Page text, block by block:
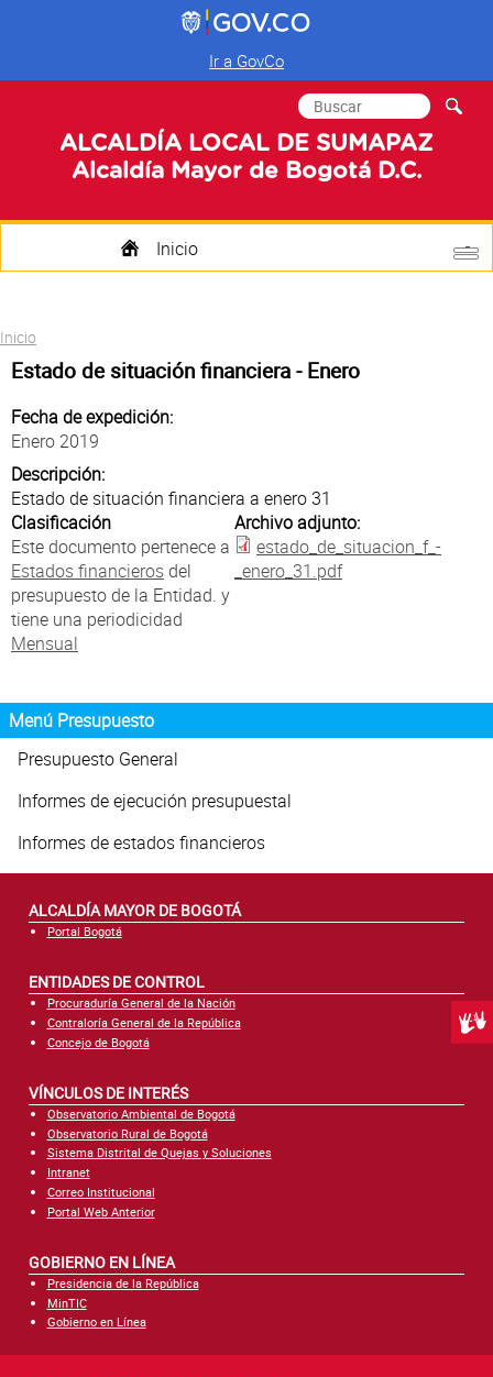
Ir a GovCo
ALCALDÍA LOCAL DE SUMAPAZ
Alcaldía Mayor de Bogotá D.C.
Formulario de
búsqueda
Buscar
Inicio
Atención al Ciudadano
Usted está aquí
Inicio
Estado de situación financiera - Enero
Fecha de expedición:
Enero 2019
Descripción:
Estado de situación financiera a enero 31
Clasificación
Este documento pertenece a
Estados financierosdel
presupuesto de la Entidad. y
tiene una periodicidad
Mensual
Archivo adjunto:
estado_de_situacion_f_-
_enero_31.pdf
Menú Presupuesto
Presupuesto General
Informes de ejecución presupuestal
Informes de estados financieros
ALCALDÍA MAYOR DE BOGOTÁ
Portal Bogotá
ENTIDADES DE CONTROL
Procuraduría General de la Nación
Contraloría General de la República
Concejo de Bogotá
VÍNCULOS DE INTERÉS
Observatorio Ambiental de Bogotá
Observatorio Rural de Bogotá
Sistema Distrital de Quejas y Soluciones
Intranet
Correo Institucional
Portal Web Anterior
GOBIERNO EN LÍNEA
Presidencia de la República
MinTIC
Gobierno en Línea